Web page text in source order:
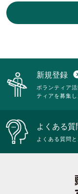
新規登録
ボランティア
ティアを募集
よくある
よくある質問